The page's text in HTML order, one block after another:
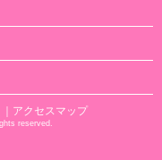
｜アクセスマップ
reserved.